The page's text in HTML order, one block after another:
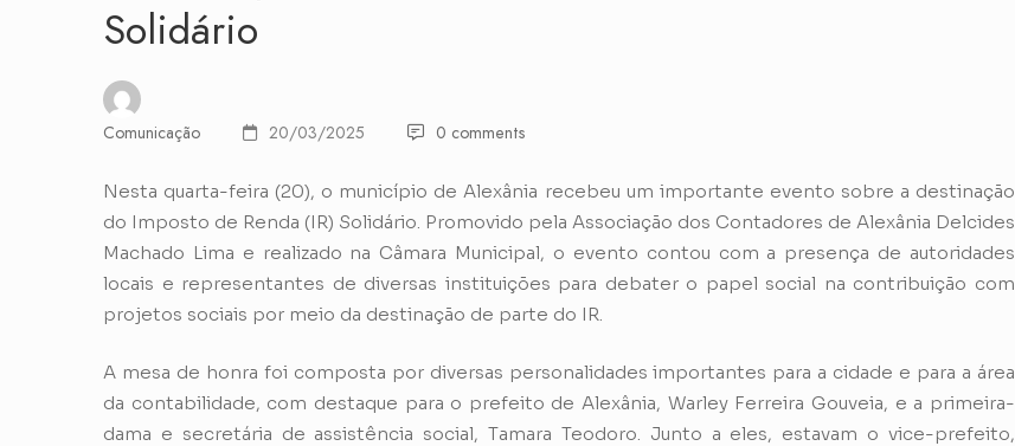
Solidário
Comunicação 20/03/2025 0 comments
Nesta quarta-feira (20), o município de Alexânia recebeu um importante evento sobre a destinação
do Imposto de Renda (IR) Solidário. Promovido pela Associação dos Contadores de Alexânia Delcides
Machado Lima e realizado na Câmara Municipal, o evento contou com a presença de autoridades
locais e representantes de diversas instituições para debater o papel social na contribuição com
projetos sociais por meio da destinação de parte do IR.
A mesa de honra foi composta por diversas personalidades importantes para a cidade e para a área
da contabilidade, com destaque para o prefeito de Alexânia, Warley Ferreira Gouveia, e a primeira-
dama e secretária de assistência social, Tamara Teodoro. Junto a eles, estavam o vice-prefeito,